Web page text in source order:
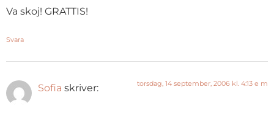
Va skoj! GRATTIS!
Svara
Sofia skriver: torsdag, 14 september, 2006 kl. 4:13 e m